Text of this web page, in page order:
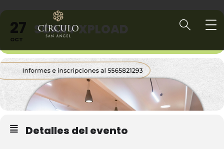
27
OCT
SCARY XPLOAD
Detalles del evento